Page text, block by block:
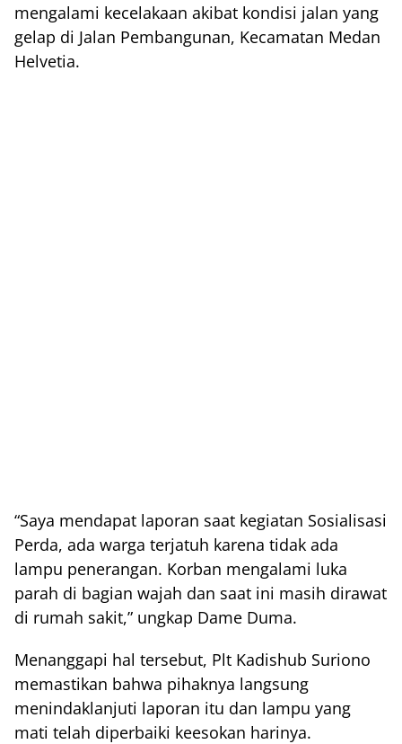
mengalami kecelakaan akibat kondisi jalan yang
gelap di Jalan Pembangunan, Kecamatan Medan
Helvetia.
“Saya mendapat laporan saat kegiatan Sosialisasi
Perda, ada warga terjatuh karena tidak ada
lampu penerangan. Korban mengalami luka
parah di bagian wajah dan saat ini masih dirawat
di rumah sakit,” ungkap Dame Duma.
Menanggapi hal tersebut, Plt Kadishub Suriono
memastikan bahwa pihaknya langsung
menindaklanjuti laporan itu dan lampu yang
mati telah diperbaiki keesokan harinya.